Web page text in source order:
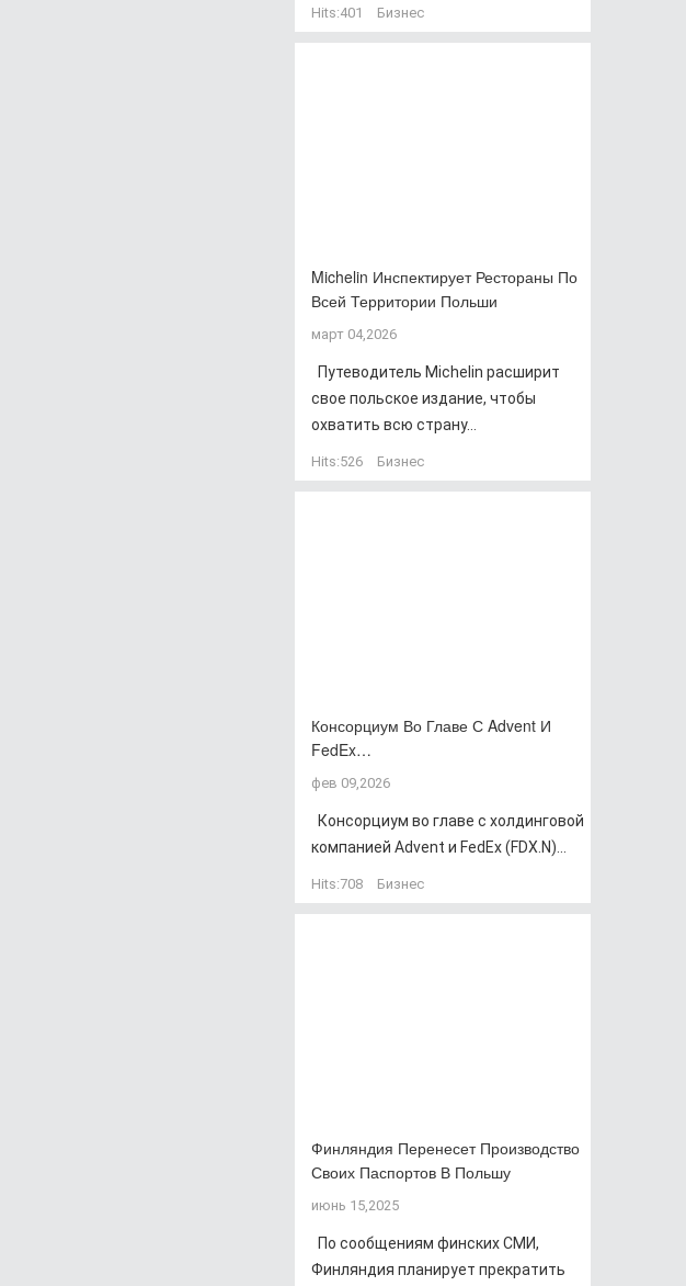
Hits:401 Бизнес
Michelin Инспектирует Рестораны По
Всей Территории Польши
март 04,2026
Путеводитель Michelin расширит
свое польское издание, чтобы
охватить всю страну...
Hits:526 Бизнес
Консорциум Во Главе С Advent И
FedEx…
фев 09,2026
Консорциум во главе с холдинговой
компанией Advent и FedEx (FDX.N)...
Hits:708 Бизнес
Финляндия Перенесет Производство
Своих Паспортов В Польшу
июнь 15,2025
По сообщениям финских СМИ,
Финляндия планирует прекратить